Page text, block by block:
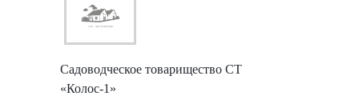
Садоводческое товарищество СТ
«Колос-1»